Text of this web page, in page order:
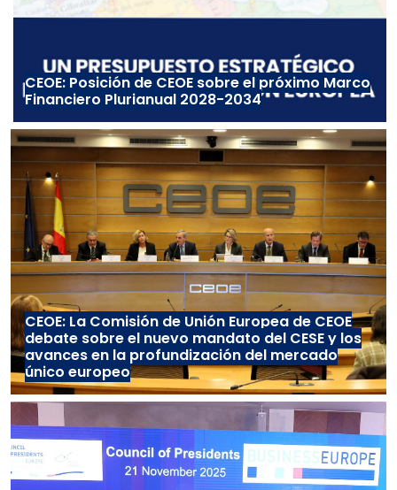
CEOE: Posición de CEOE sobre el próximo Marco
Financiero Plurianual 2028-2034
CEOE: La Comisión de Unión Europea de CEOE
debate sobre el nuevo mandato del CESE y los
avances en la profundización del mercado
único europeo